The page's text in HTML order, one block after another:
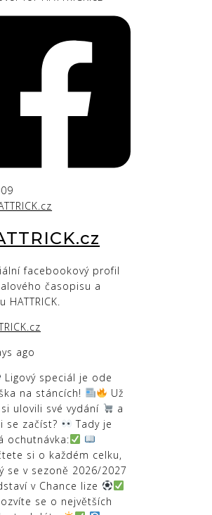
facebookový profil
časopisu a
HATTRICK.
ago
Ligový speciál je ode
na stáncích!
Už
ulovili své vydání
a
se začíst?
Tady je
ochutnávka:
si o každém celku,
se v sezoně 2026/2027
v Chance lize
se o největších